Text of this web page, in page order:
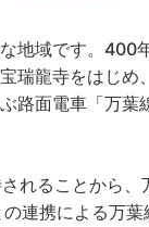
域です。400
瑞龍寺をはじ
路面電車「万
ることから
連携による万